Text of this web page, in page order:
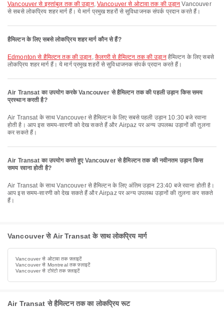
Vancouver से इस्तांबुल तक की उड़ान, Vancouver से ओटावा तक की उड़ान Vancouver
से सबसे लोकप्रिय शहर मार्ग हैं। ये मार्ग प्रमुख शहरों से सुविधाजनक संपर्क प्रदान करते हैं।
हैमिल्टन के लिए सबसे लोकप्रिय शहर मार्ग कौन से हैं?
Edmonton से हैमिल्टन तक की उड़ान, कैलगरी से हैमिल्टन तक की उड़ानहैमिल्टन के लिए सबसे
लोकप्रिय शहर मार्ग हैं। ये मार्ग प्रमुख शहरों से सुविधाजनक संपर्क प्रदान करते हैं।
Air Transat का उपयोग करके Vancouver से हैमिल्टन तक की पहली उड़ान किस समय
प्रस्थान करती है?
Air Transat के साथ Vancouver से हैमिल्टन के लिए सबसे पहली उड़ान 10:30 बजे रवाना
होती है। आप इस समय-सारणी को देख सकते हैं और Airpaz पर अन्य उपलब्ध उड़ानों की तुलना
कर सकते हैं।
Air Transat का उपयोग करते हुए Vancouver से हैमिल्टन तक की नवीनतम उड़ान किस
समय रवाना होती है?
Air Transat के साथ Vancouver से हैमिल्टन के लिए अंतिम उड़ान 23:40 बजे रवाना होती है।
आप इस समय-सारणी को देख सकते हैं और Airpaz पर अन्य उपलब्ध उड़ानों की तुलना कर सकते
हैं।
Vancouver से Air Transat के साथ लोकप्रिय मार्ग
Vancouver से ओटावा तक फ़्लाइटें
Vancouver से Montreal तक फ़्लाइटें
Vancouver से टोरंटो तक फ़्लाइटें
Air Transat से हैमिल्टन तक का लोकप्रिय रूट